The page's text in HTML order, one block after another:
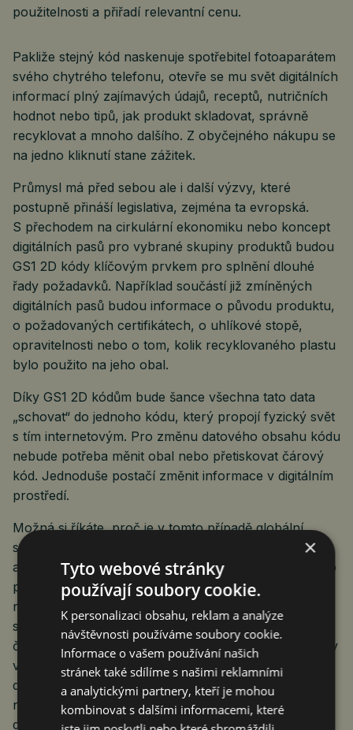
použitelnosti a přiřadí relevantní cenu.
Pakliže stejný kód naskenuje spotřebitel fotoaparátem
svého chytrého telefonu, otevře se mu svět digitálních
informací plný zajímavých údajů, receptů, nutričních
hodnot nebo tipů, jak produkt skladovat, správně
recyklovat a mnoho dalšího. Z obyčejného nákupu se
na jedno kliknutí stane zážitek.
Průmysl má před sebou ale i další výzvy, které
postupně přináší legislativa, zejména ta evropská.
S přechodem na cirkulární ekonomiku nebo koncept
digitálních pasů pro vybrané skupiny produktů budou
GS1 2D kódy klíčovým prvkem pro splnění dlouhé
řady požadavků. Například součástí již zmíněných
digitálních pasů budou informace o původu produktu,
o požadovaných certifikátech, o uhlíkové stopě,
opravitelnosti nebo o tom, kolik recyklovaného plastu
bylo použito na jeho obal.
Díky GS1 2D kódům bude šance všechna tato data
„schovat“ do jednoho kódu, který propojí fyzický svět
s tím internetovým. Pro změnu datového obsahu kódu
nebude potřeba měnit obal nebo přetiskovat čárový
kód. Jednoduše postačí změnit informace v digitálním
prostředí.
Možná si říkáte, proč je v tomto případě globální
standard tak důležitý, když všechny ty regulace
a směrnice samy o sobě významně zužují koridor pro
podnikání. Odpověď je v zásadě jednoduchá. Nikdo
není v hodnotovém řetězci sám a nutnost
srozumitelné komunikace je zadáním pro každý jeho
článek. Pokud budou společnosti schopny napříč trhy
využívat otevřené globální standardy GS1, které už
dnes používají miliony firem ve 150 zemích světa,
náklady na zavedení legislativních požadavků budou
dramaticky nižší. Otevřený standard podporuje
×
Tyto webové stránky
používají soubory cookie.
K personalizaci obsahu, reklam a analýze
návštěvnosti používáme soubory cookie.
Informace o vašem používání našich
stránek také sdílíme s našimi reklamními
a analytickými partnery, kteří je mohou
kombinovat s dalšími informacemi, které